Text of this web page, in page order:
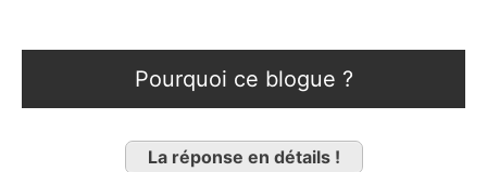
Pourquoi ce blogue ?
La réponse en détails !